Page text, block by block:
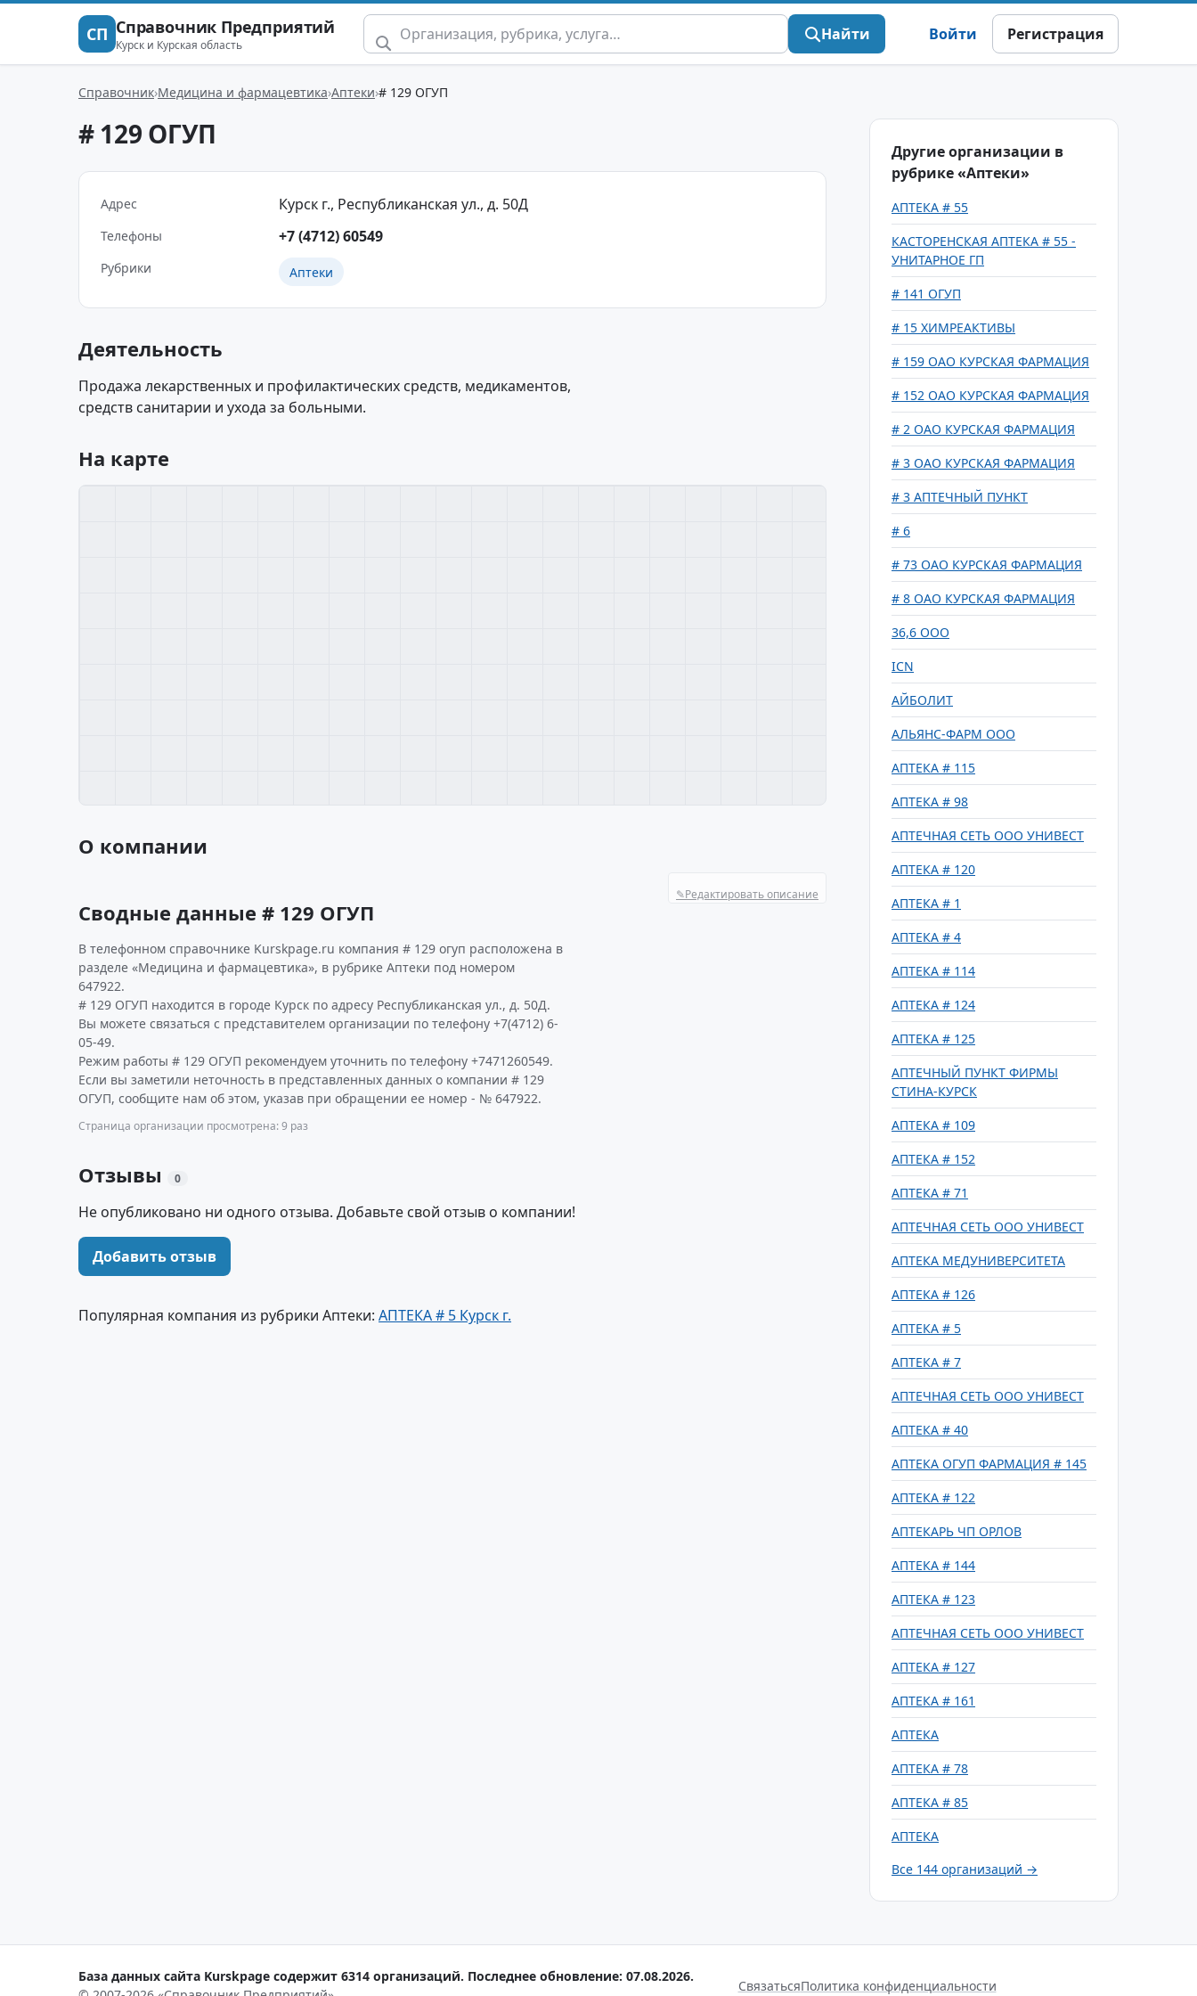
СП Справочник Предприятий
Курск и Курская область
Найти Войти Регистрация
Справочник Медицина и фармацевтика Аптеки # 129 ОГУП
# 129 ОГУП
Адрес Курск г., Республиканская ул., д. 50Д
Телефоны +7 (4712) 60549
Рубрики Аптеки
Деятельность
Продажа лекарственных и профилактических средств, медикаментов,
средств санитарии и ухода за больными.
На карте
О компании
✎Редактировать описание
Сводные данные # 129 ОГУП
В телефонном справочнике Kurskpage.ru компания # 129 огуп расположена в
разделе «Медицина и фармацевтика», в рубрике Аптеки под номером
647922.
# 129 ОГУП находится в городе Курск по адресу Республиканская ул., д. 50Д.
Вы можете связаться с представителем организации по телефону +7(4712) 6-
05-49.
Режим работы # 129 ОГУП рекомендуем уточнить по телефону +7471260549.
Если вы заметили неточность в представленных данных о компании # 129
ОГУП, сообщите нам об этом, указав при обращении ее номер - № 647922.
Страница организации просмотрена: 9 раз
Отзывы 0
Не опубликовано ни одного отзыва. Добавьте свой отзыв о компании!
Добавить отзыв
Популярная компания из рубрики Аптеки: АПТЕКА # 5 Курск г.
Другие организации в
рубрике «Аптеки»
АПТЕКА # 55
КАСТОРЕНСКАЯ АПТЕКА # 55 -
УНИТАРНОЕ ГП
# 141 ОГУП
# 15 ХИМРЕАКТИВЫ
# 159 ОАО КУРСКАЯ ФАРМАЦИЯ
# 152 ОАО КУРСКАЯ ФАРМАЦИЯ
# 2 ОАО КУРСКАЯ ФАРМАЦИЯ
# 3 ОАО КУРСКАЯ ФАРМАЦИЯ
# 3 АПТЕЧНЫЙ ПУНКТ
# 6
# 73 ОАО КУРСКАЯ ФАРМАЦИЯ
# 8 ОАО КУРСКАЯ ФАРМАЦИЯ
36,6 ООО
ICN
АЙБОЛИТ
АЛЬЯНС-ФАРМ ООО
АПТЕКА # 115
АПТЕКА # 98
АПТЕЧНАЯ СЕТЬ ООО УНИВЕСТ
АПТЕКА # 120
АПТЕКА # 1
АПТЕКА # 4
АПТЕКА # 114
АПТЕКА # 124
АПТЕКА # 125
АПТЕЧНЫЙ ПУНКТ ФИРМЫ
СТИНА-КУРСК
АПТЕКА # 109
АПТЕКА # 152
АПТЕКА # 71
АПТЕЧНАЯ СЕТЬ ООО УНИВЕСТ
АПТЕКА МЕДУНИВЕРСИТЕТА
АПТЕКА # 126
АПТЕКА # 5
АПТЕКА # 7
АПТЕЧНАЯ СЕТЬ ООО УНИВЕСТ
АПТЕКА # 40
АПТЕКА ОГУП ФАРМАЦИЯ # 145
АПТЕКА # 122
АПТЕКАРЬ ЧП ОРЛОВ
АПТЕКА # 144
АПТЕКА # 123
АПТЕЧНАЯ СЕТЬ ООО УНИВЕСТ
АПТЕКА # 127
АПТЕКА # 161
АПТЕКА
АПТЕКА # 78
АПТЕКА # 85
АПТЕКА
Все 144 организаций →
База данных сайта Kurskpage содержит 6314 организаций. Последнее обновление: 07.08.2026.
СвязатьсяПолитика конфиденциальности